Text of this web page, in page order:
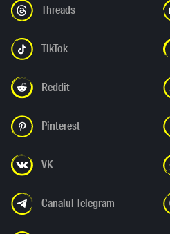
Threads
TikTok
Reddit
Pinterest
VK
Canalul Telegram